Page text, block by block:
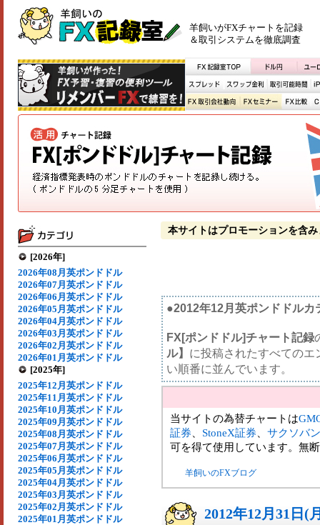
羊飼いがFXチャートを記録
＆取引システムを徹底調査
[2026年]
2026年08月英ポンドドル
2026年07月英ポンドドル
2026年06月英ポンドドル
2026年05月英ポンドドル
2026年04月英ポンドドル
2026年03月英ポンドドル
2026年02月英ポンドドル
2026年01月英ポンドドル
[2025年]
2025年12月英ポンドドル
2025年11月英ポンドドル
2025年10月英ポンドドル
2025年09月英ポンドドル
2025年08月英ポンドドル
2025年07月英ポンドドル
2025年06月英ポンドドル
2025年05月英ポンドドル
2025年04月英ポンドドル
2025年03月英ポンドドル
2025年02月英ポンドドル
2025年01月英ポンドドル
本サイトはプロモーションを含み
●2012年12月英ポンドドルカ
FX[ポンドドル]チャート記録
ル】 に投稿されたすべての
い順番に並んでいます。
当サイトの為替チャートは
証券
StoneX証券
サクソバ
可を得て使用しています。無
羊飼いのFXブログ
2012年12月31日(